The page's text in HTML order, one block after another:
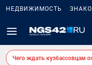
НЕДВИЖИМОСТЬ
Чего ждать кузбассовцам